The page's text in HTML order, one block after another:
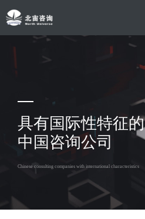
具有国际性特征的
中国咨询公司
Chinese consulting companies with international characteristics